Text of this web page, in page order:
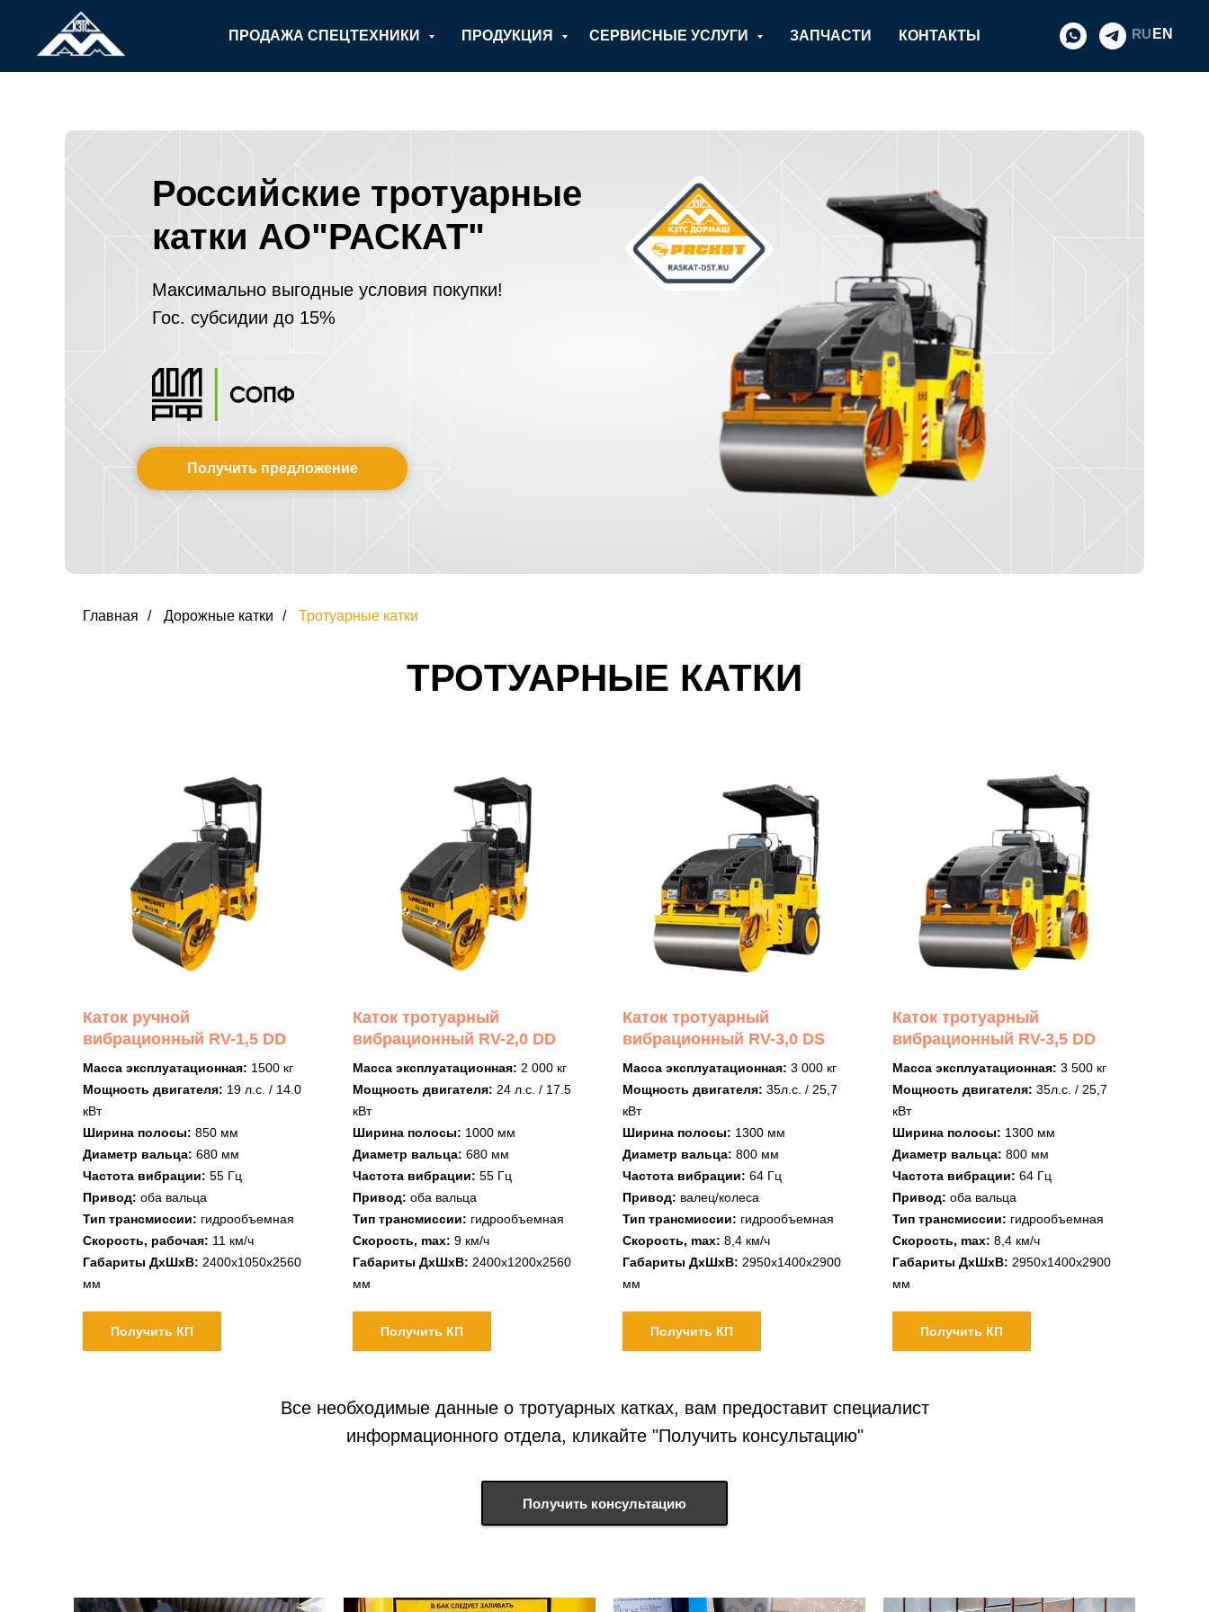
ПРОДАЖА СПЕЦТЕХНИКИ ПРОДУКЦИЯ СЕРВИСНЫЕ УСЛУГИ ЗАПЧАСТИ КОНТАКТЫ RU EN
Российские тротуарные
катки АО"РАСКАТ"
Максимально выгодные условия покупки!
Гос. субсидии до 15%
Получить предложение
Главная / Дорожные катки / Тротуарные катки
ТРОТУАРНЫЕ КАТКИ
Каток ручной
вибрационный RV-1,5 DD
Масса эксплуатационная: 1500 кг
Мощность двигателя: 19 л.с. / 14.0
кВт
Ширина полосы: 850 мм
Диаметр вальца: 680 мм
Частота вибрации: 55 Гц
Привод: оба вальца
Тип трансмиссии: гидрообъемная
Скорость, рабочая: 11 км/ч
Габариты ДхШхВ: 2400х1050х2560
мм
Получить КП
Каток тротуарный
вибрационный RV-2,0 DD
Масса эксплуатационная: 2 000 кг
Мощность двигателя: 24 л.с. / 17.5
кВт
Ширина полосы: 1000 мм
Диаметр вальца: 680 мм
Частота вибрации: 55 Гц
Привод: оба вальца
Тип трансмиссии: гидрообъемная
Скорость, max: 9 км/ч
Габариты ДхШхВ: 2400х1200х2560
мм
Получить КП
Каток тротуарный
вибрационный RV-3,0 DS
Масса эксплуатационная: 3 000 кг
Мощность двигателя: 35л.с. / 25,7
кВт
Ширина полосы: 1300 мм
Диаметр вальца: 800 мм
Частота вибрации: 64 Гц
Привод: валец/колеса
Тип трансмиссии: гидрообъемная
Скорость, max: 8,4 км/ч
Габариты ДхШхВ: 2950х1400х2900
мм
Получить КП
Каток тротуарный
вибрационный RV-3,5 DD
Масса эксплуатационная: 3 500 кг
Мощность двигателя: 35л.с. / 25,7
кВт
Ширина полосы: 1300 мм
Диаметр вальца: 800 мм
Частота вибрации: 64 Гц
Привод: оба вальца
Тип трансмиссии: гидрообъемная
Скорость, max: 8,4 км/ч
Габариты ДхШхВ: 2950х1400х2900
мм
Получить КП
Все необходимые данные о тротуарных катках, вам предоставит специалист
информационного отдела, кликайте "Получить консультацию"
Получить консультацию